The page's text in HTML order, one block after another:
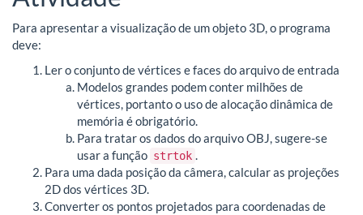
Para apresentar a visualização de um objeto 3D, o programa
deve:
Ler o conjunto de vértices e faces do arquivo de entrada
Modelos grandes podem conter milhões de
vértices, portanto o uso de alocação dinâmica de
memória é obrigatório.
Para tratar os dados do arquivo OBJ, sugere-se
usar a função strtok .
Para uma dada posição da câmera, calcular as projeções
2D dos vértices 3D.
Converter os pontos projetados para coordenadas de